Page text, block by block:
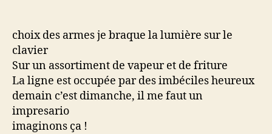
choix des armes je braque la lumière sur le
clavier
Sur un assortiment de vapeur et de friture
La ligne est occupée par des imbéciles heureux
demain c’est dimanche, il me faut un
impresario
imaginons ça !